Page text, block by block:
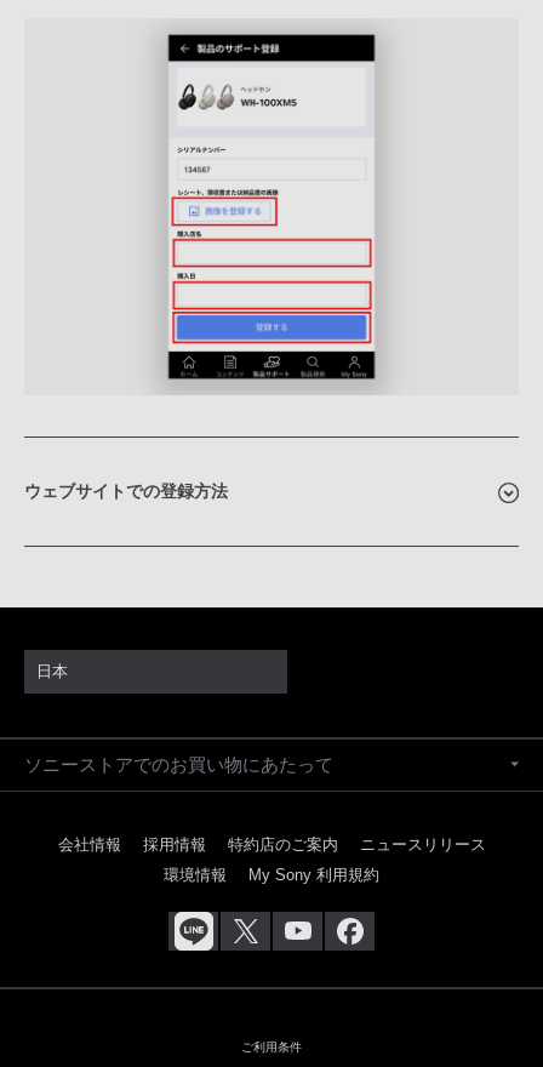
ウェブサイトでの登録方法
日本
ソニーストアでのお買い物にあたって
会社情報 採用情報 特約店のご案内
ニュースリリース
環境情報
My Sony 利用規約
ご利用条件